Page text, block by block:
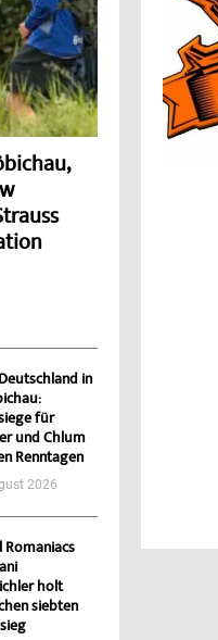
in
für
und Chlum
Renntagen
2026
Romaniacs
holt
siebten